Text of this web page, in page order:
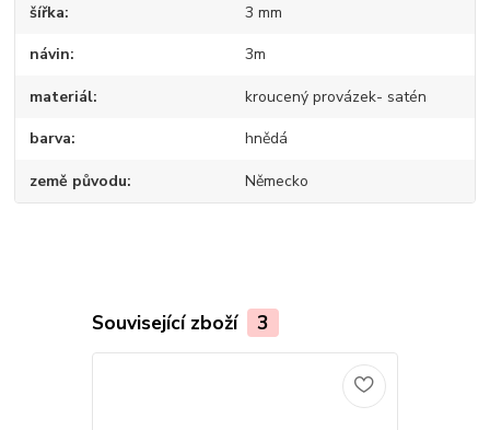
šířka 3 mm
návin 3m
materiál kroucený provázek- satén
barva hnědá
země původu Německo
Související zboží 3